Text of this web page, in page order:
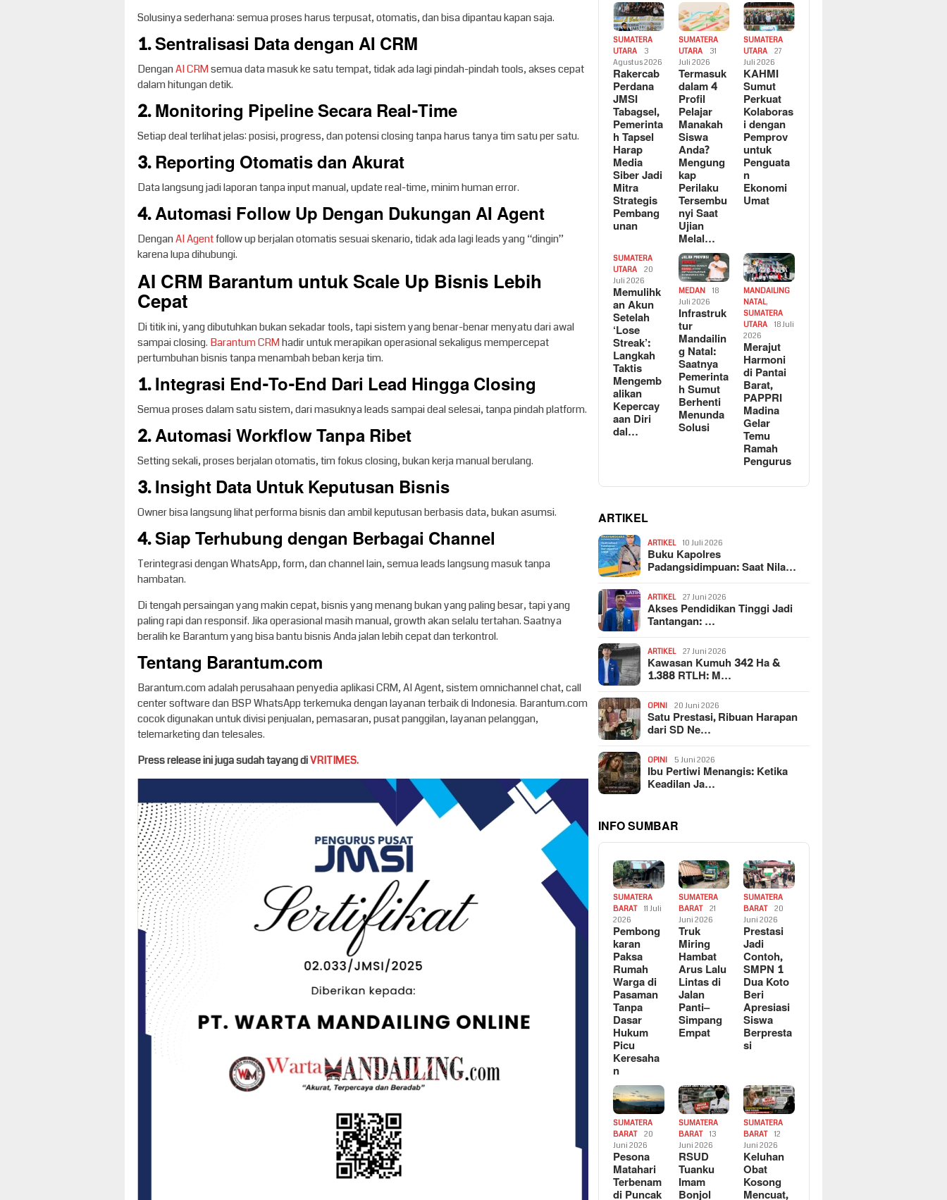
Solusinya sederhana: semua proses harus terpusat, otomatis, dan bisa dipantau kapan saja.
1. Sentralisasi Data dengan AI CRM
DenganAI CRMsemua data masuk ke satu tempat, tidak ada lagi pindah-pindah tools, akses cepat
dalam hitungan detik.
2. Monitoring Pipeline Secara Real-Time
Setiap deal terlihat jelas: posisi, progress, dan potensi closing tanpa harus tanya tim satu per satu.
3. Reporting Otomatis dan Akurat
Data langsung jadi laporan tanpa input manual, update real-time, minim human error.
4. Automasi Follow Up Dengan Dukungan AI Agent
DenganAI Agentfollow up berjalan otomatis sesuai skenario, tidak ada lagi leads yang “dingin”
karena lupa dihubungi.
AI CRM Barantum untuk Scale Up Bisnis Lebih
Cepat
Di titik ini, yang dibutuhkan bukan sekadar tools, tapi sistem yang benar-benar menyatu dari awal
sampai closing. Barantum CRMhadir untuk merapikan operasional sekaligus mempercepat
pertumbuhan bisnis tanpa menambah beban kerja tim.
1. Integrasi End-To-End Dari Lead Hingga Closing
Semua proses dalam satu sistem, dari masuknya leads sampai deal selesai, tanpa pindah platform.
2. Automasi Workflow Tanpa Ribet
Setting sekali, proses berjalan otomatis, tim fokus closing, bukan kerja manual berulang.
3. Insight Data Untuk Keputusan Bisnis
Owner bisa langsung lihat performa bisnis dan ambil keputusan berbasis data, bukan asumsi.
4. Siap Terhubung dengan Berbagai Channel
Terintegrasi dengan WhatsApp, form, dan channel lain, semua leads langsung masuk tanpa
hambatan.
Di tengah persaingan yang makin cepat, bisnis yang menang bukan yang paling besar, tapi yang
paling rapi dan responsif. Jika operasional masih manual, growth akan selalu tertahan. Saatnya
beralih ke Barantum yang bisa bantu bisnis Anda jalan lebih cepat dan terkontrol.
Tentang Barantum.com
Barantum.com adalah perusahaan penyedia aplikasi CRM, AI Agent, sistem omnichannel chat, call
center software dan BSP WhatsApp terkemuka dengan layanan terbaik di Indonesia. Barantum.com
cocok digunakan untuk divisi penjualan, pemasaran, pusat panggilan, layanan pelanggan,
telemarketing dan telesales.
Press release ini juga sudah tayang diVRITIMES.
SUMATERA
UTARA
3
Agustus 2026
Rakercab
Perdana
JMSI
Tabagsel,
Pemerinta
h Tapsel
Harap
Media
Siber Jadi
Mitra
Strategis
Pembang
unan
SUMATERA
UTARA
31
Juli 2026
Termasuk
dalam 4
Profil
Pelajar
Manakah
Siswa
Anda?
Mengung
kap
Perilaku
Tersembu
nyi Saat
Ujian
Melal…
SUMATERA
UTARA
27
Juli 2026
KAHMI
Sumut
Perkuat
Kolaboras
i dengan
Pemprov
untuk
Penguata
n
Ekonomi
Umat
SUMATERA
UTARA
20
Juli 2026
Memulihk
an Akun
Setelah
‘Lose
Streak’:
Langkah
Taktis
Mengemb
alikan
Kepercay
aan Diri
dal…
MEDAN
18
Juli 2026
Infrastruk
tur
Mandailin
g Natal:
Saatnya
Pemerinta
h Sumut
Berhenti
Menunda
Solusi
MANDAILING
NATAL,
SUMATERA
UTARA
18 Juli
2026
Merajut
Harmoni
di Pantai
Barat,
PAPPRI
Madina
Gelar
Temu
Ramah
Pengurus
ARTIKEL
ARTIKEL 10 Juli 2026
Buku Kapolres
Padangsidimpuan: Saat Nila…
ARTIKEL 27 Juni 2026
Akses Pendidikan Tinggi Jadi
Tantangan: …
ARTIKEL 27 Juni 2026
Kawasan Kumuh 342 Ha &
1.388 RTLH: M…
OPINI 20 Juni 2026
Satu Prestasi, Ribuan Harapan
dari SD Ne…
OPINI 5 Juni 2026
Ibu Pertiwi Menangis: Ketika
Keadilan Ja…
INFO SUMBAR
SUMATERA
BARAT
11 Juli
2026
Pembong
karan
Paksa
Rumah
Warga di
Pasaman
Tanpa
Dasar
Hukum
Picu
Keresaha
n
SUMATERA
BARAT
21
Juni 2026
Truk
Miring
Hambat
Arus Lalu
Lintas di
Jalan
Panti–
Simpang
Empat
SUMATERA
BARAT
20
Juni 2026
Prestasi
Jadi
Contoh,
SMPN 1
Dua Koto
Beri
Apresiasi
Siswa
Berpresta
si
SUMATERA
BARAT
20
Juni 2026
Pesona
Matahari
Terbenam
di Puncak
SUMATERA
BARAT
13
Juni 2026
RSUD
Tuanku
Imam
Bonjol
SUMATERA
BARAT
12
Juni 2026
Keluhan
Obat
Kosong
Mencuat,